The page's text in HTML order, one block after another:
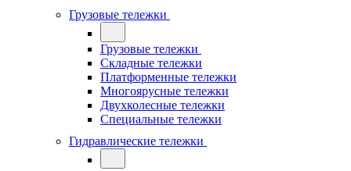
Грузовые тележки
Грузовые тележки
Складные тележки
Платформенные тележки
Многоярусные тележки
Двухколесные тележки
Специальные тележки
Гидравлические тележки